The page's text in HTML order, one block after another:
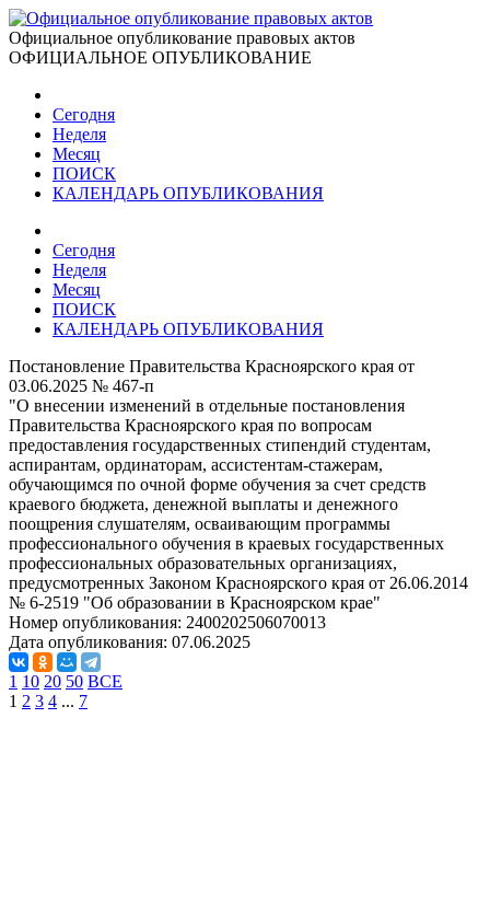
Официальное опубликование правовых актов
ОФИЦИАЛЬНОЕ ОПУБЛИКОВАНИЕ
Сегодня
Неделя
Месяц
ПОИСК
КАЛЕНДАРЬ ОПУБЛИКОВАНИЯ
Сегодня
Неделя
Месяц
ПОИСК
КАЛЕНДАРЬ ОПУБЛИКОВАНИЯ
Постановление Правительства Красноярского края от
03.06.2025 № 467-п
"О внесении изменений в отдельные постановления
Правительства Красноярского края по вопросам
предоставления государственных стипендий студентам,
аспирантам, ординаторам, ассистентам-стажерам,
обучающимся по очной форме обучения за счет средств
краевого бюджета, денежной выплаты и денежного
поощрения слушателям, осваивающим программы
профессионального обучения в краевых государственных
профессиональных образовательных организациях,
предусмотренных Законом Красноярского края от 26.06.2014
№ 6-2519 "Об образовании в Красноярском крае"
Номер опубликования: 2400202506070013
Дата опубликования: 07.06.2025
1 10 20 50 ВСЕ
1 2 3 4 ... 7